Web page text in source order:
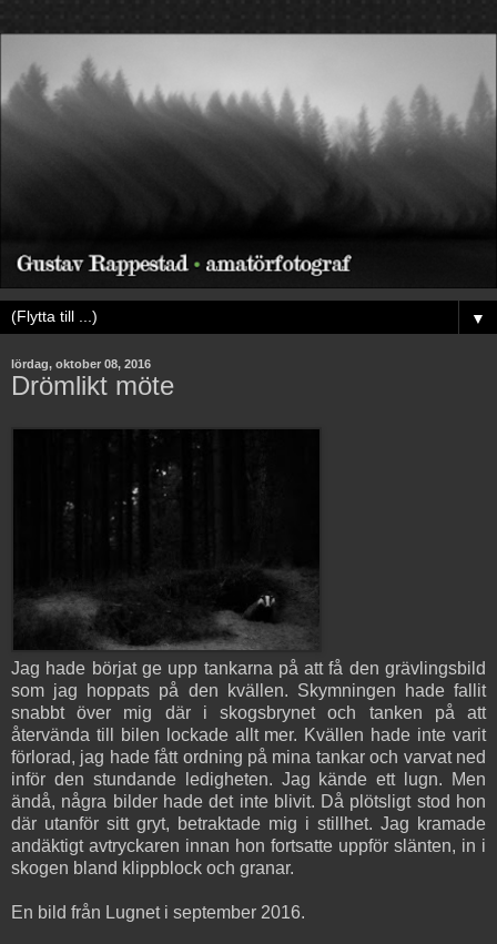
▼
lördag, oktober 08, 2016
Drömlikt möte
Jag hade börjat ge upp tankarna på att få den grävlingsbild
som jag hoppats på den kvällen. Skymningen hade fallit
snabbt över mig där i skogsbrynet och tanken på att
återvända till bilen lockade allt mer. Kvällen hade inte varit
förlorad, jag hade fått ordning på mina tankar och varvat ned
inför den stundande ledigheten. Jag kände ett lugn. Men
ändå, några bilder hade det inte blivit. Då plötsligt stod hon
där utanför sitt gryt, betraktade mig i stillhet. Jag kramade
andäktigt avtryckaren innan hon fortsatte uppför slänten, in i
skogen bland klippblock och granar.
En bild från Lugnet i september 2016.